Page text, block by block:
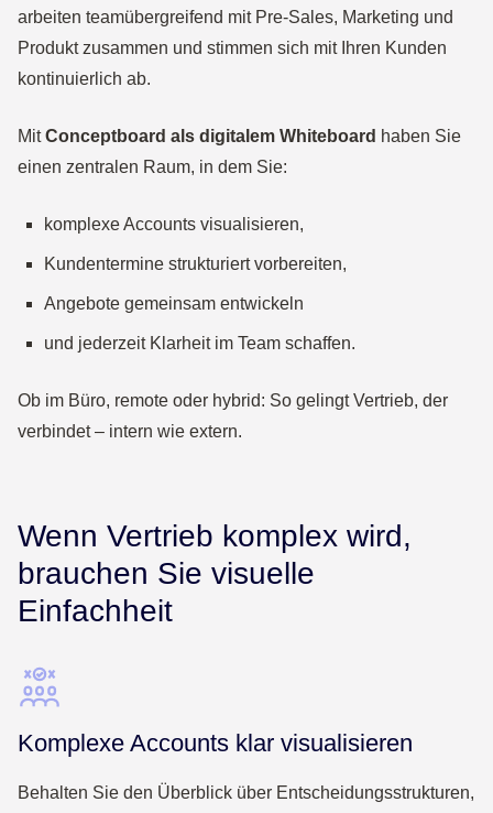
arbeiten teamübergreifend mit Pre-Sales, Marketing und
Produkt zusammen und stimmen sich mit Ihren Kunden
kontinuierlich ab.
MitConceptboard als digitalem Whiteboard haben Sie
einen zentralen Raum, in dem Sie:
komplexe Accounts visualisieren,
Kundentermine strukturiert vorbereiten,
Angebote gemeinsam entwickeln
und jederzeit Klarheit im Team schaffen.
Ob im Büro, remote oder hybrid: So gelingt Vertrieb, der
verbindet – intern wie extern.
Wenn Vertrieb komplex wird,
brauchen Sie visuelle
Einfachheit
Komplexe Accounts klar visualisieren
Behalten Sie den Überblick über Entscheidungsstrukturen,